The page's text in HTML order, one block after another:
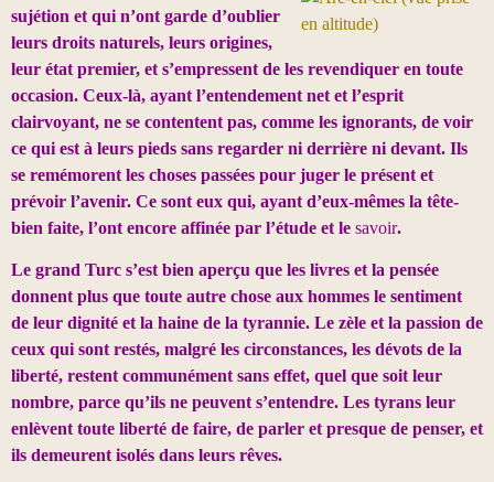
sujétion et qui n’ont garde d’oublier
leurs droits naturels, leurs origines,
leur état premier, et s’empressent de les revendiquer en toute
occasion. Ceux-là, ayant l’entendement net et l’esprit
clairvoyant, ne se contentent pas, comme les ignorants, de voir
ce qui est à leurs pieds sans regarder ni derrière ni devant. Ils
se remémorent les choses passées pour juger le présent et
prévoir l’avenir. Ce sont eux qui, ayant d’eux-mêmes la tête-
bien faite, l’ont encore affinée par l’étude et le savoir.
Le grand Turc s’est bien aperçu que les livres et la pensée
donnent plus que toute autre chose aux hommes le sentiment
de leur dignité et la haine de la tyrannie. Le zèle et la passion de
ceux qui sont restés, malgré les circonstances, les dévots de la
liberté, restent communément sans effet, quel que soit leur
nombre, parce qu’ils ne peuvent s’entendre. Les tyrans leur
enlèvent toute liberté de faire, de parler et presque de penser, et
ils demeurent isolés dans leurs rêves.